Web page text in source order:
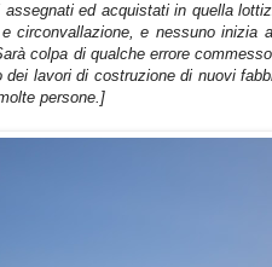
ed acquistati in quella
circonvallazione, e nessuno inizia
colpa di qualche errore
lavori di costruzione di nuovi
persone.]